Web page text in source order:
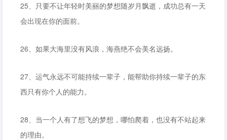
25、只要不让年轻时美丽的梦想随岁月飘逝，成功总有一天
会出现在你的面前。
26、如果大海里没有风浪，海燕绝不会美名远扬。
27、运气永远不可能持续一辈子，能帮助你持续一辈子的东
西只有你个人的能力。
28、当一个人有了想飞的梦想，哪怕爬着，也没有不站起来
的理由。